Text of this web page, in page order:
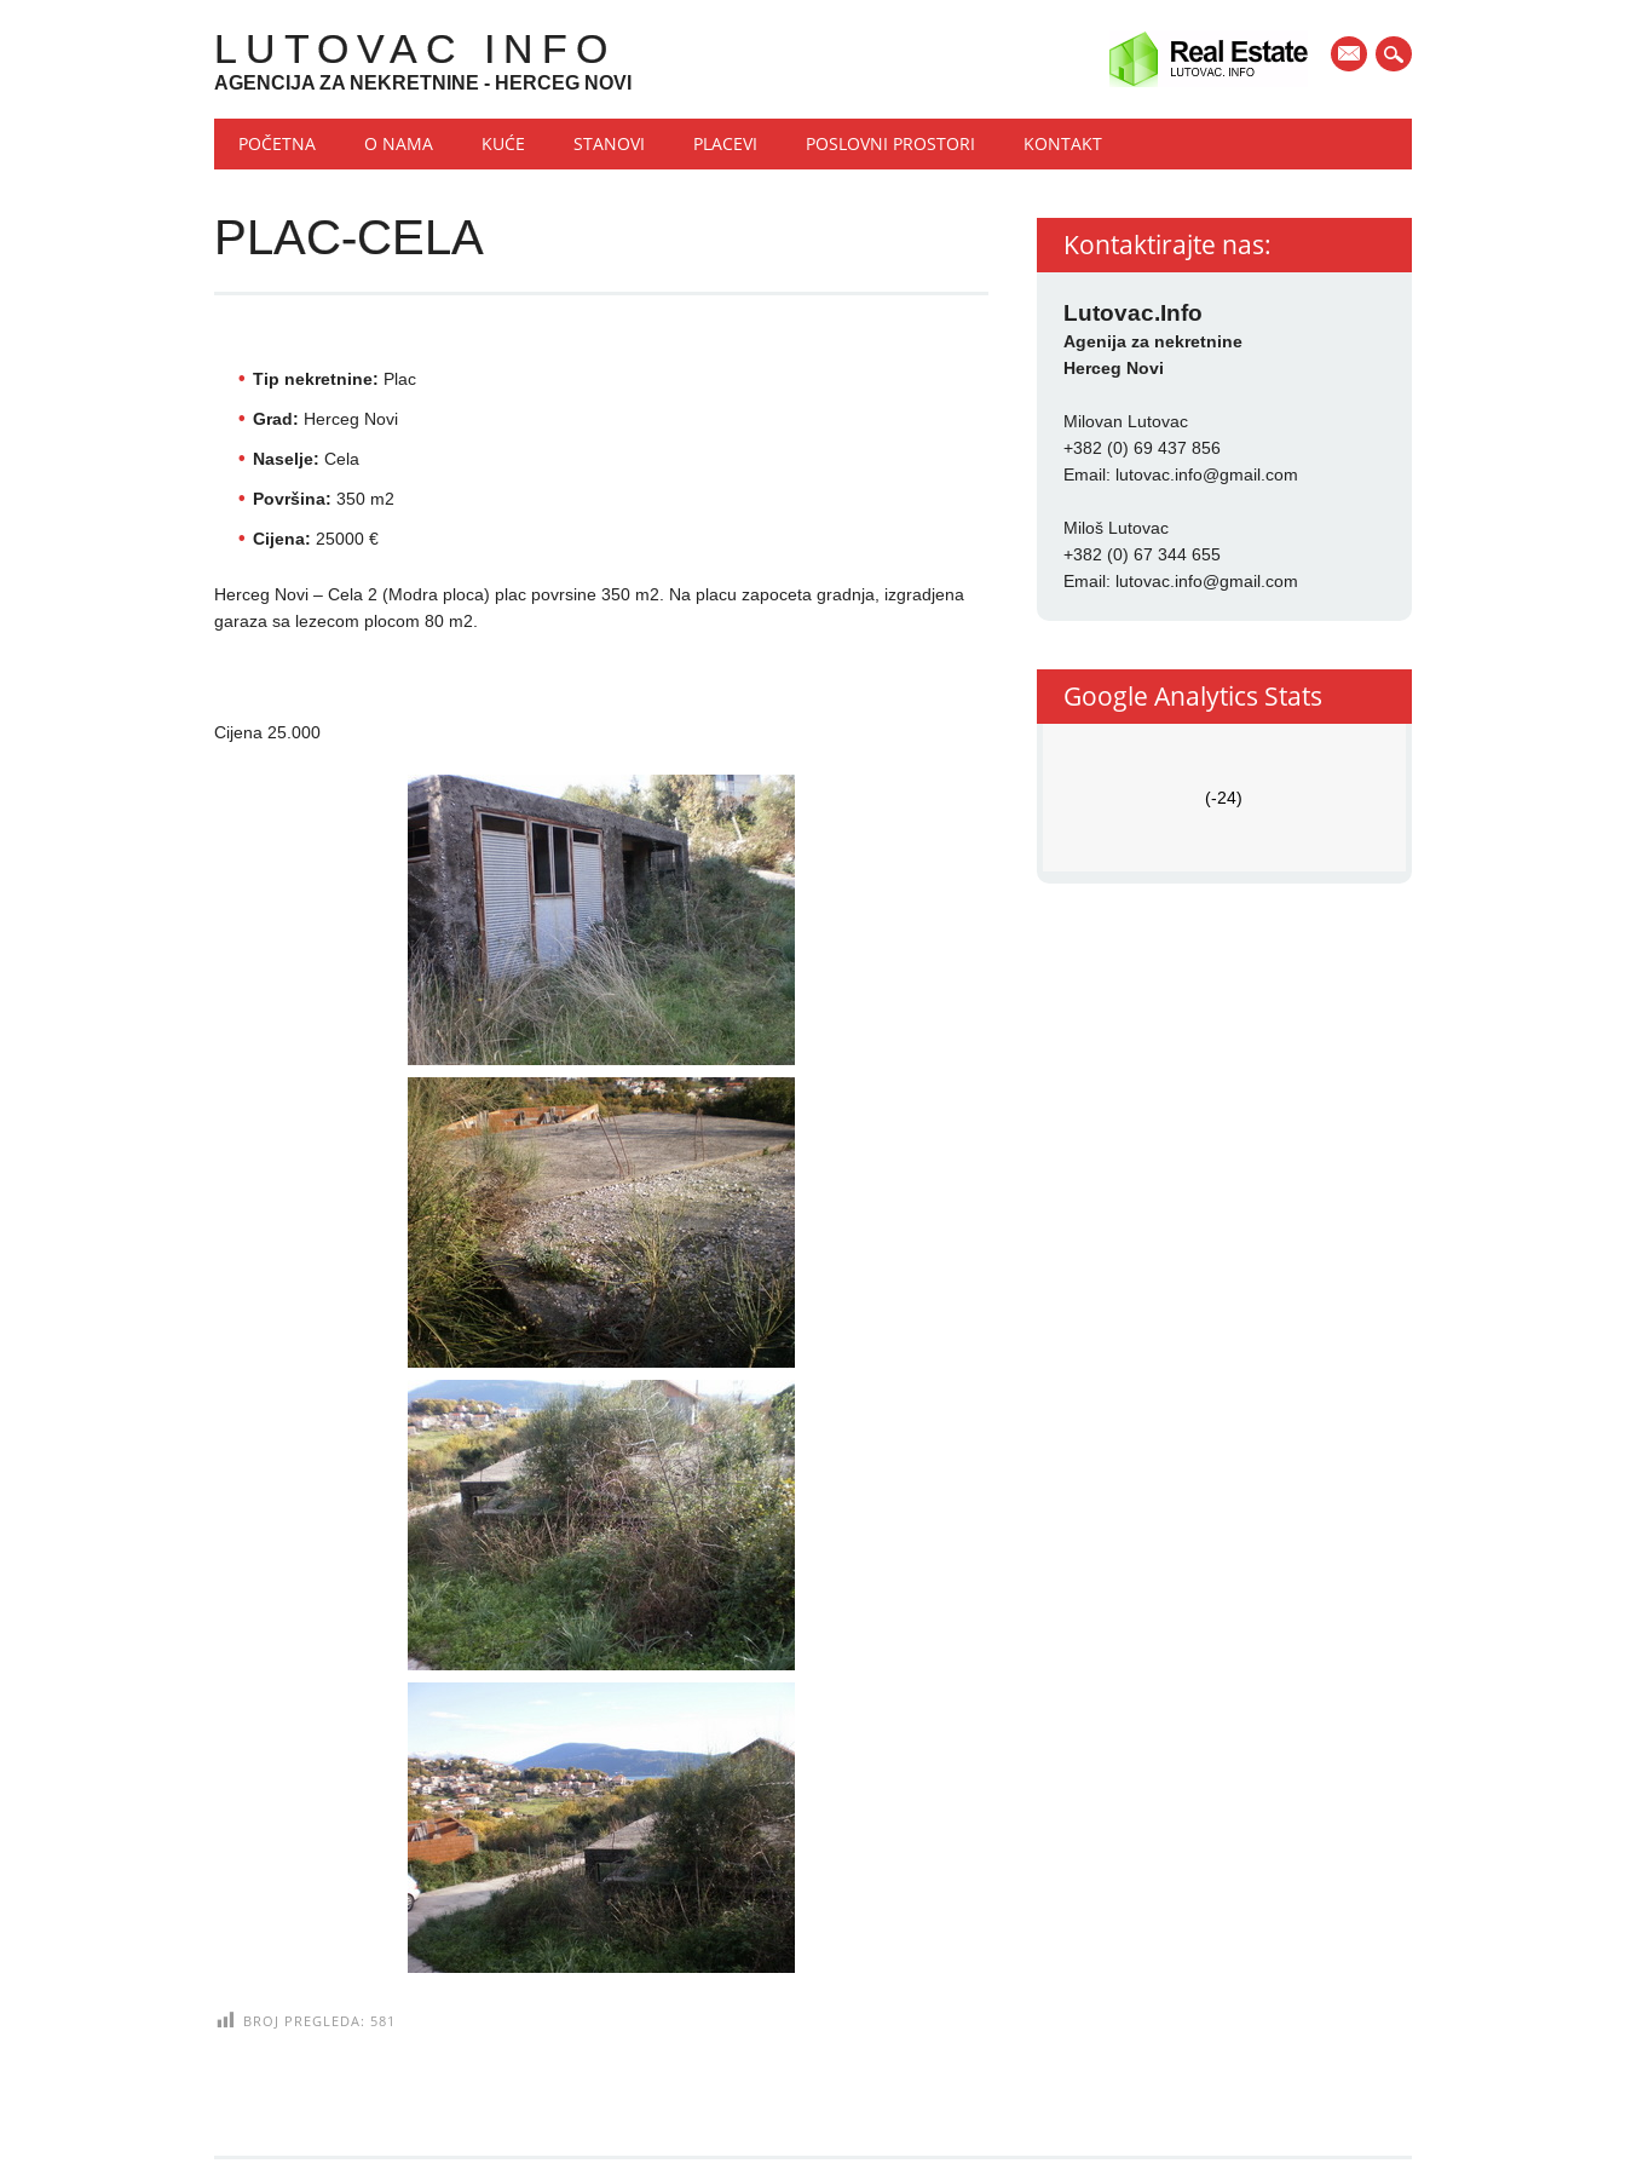
mail
LUTOVAC INFO
AGENCIJA ZA NEKRETNINE - HERCEG NOVI
Main menu
Skip to content
POČETNA O NAMA KUĆE STANOVI PLACEVI POSLOVNI PROSTORI KONTAKT
PLAC-CELA
Tip nekretnine: Plac
Grad: Herceg Novi
Naselje: Cela
Površina: 350 m2
Cijena: 25000 €
Herceg Novi – Cela 2 (Modra ploca) plac povrsine 350 m2. Na placu zapoceta gradnja, izgradjena
garaza sa lezecom plocom 80 m2.
Cijena 25.000
BROJ PREGLEDA: 581
Kontaktirajte nas:
Lutovac.Info
Agenija za nekretnine
Herceg Novi
Milovan Lutovac
+382 (0) 69 437 856
Email: lutovac.info@gmail.com
Miloš Lutovac
+382 (0) 67 344 655
Email: lutovac.info@gmail.com
Google Analytics Stats
(-24)